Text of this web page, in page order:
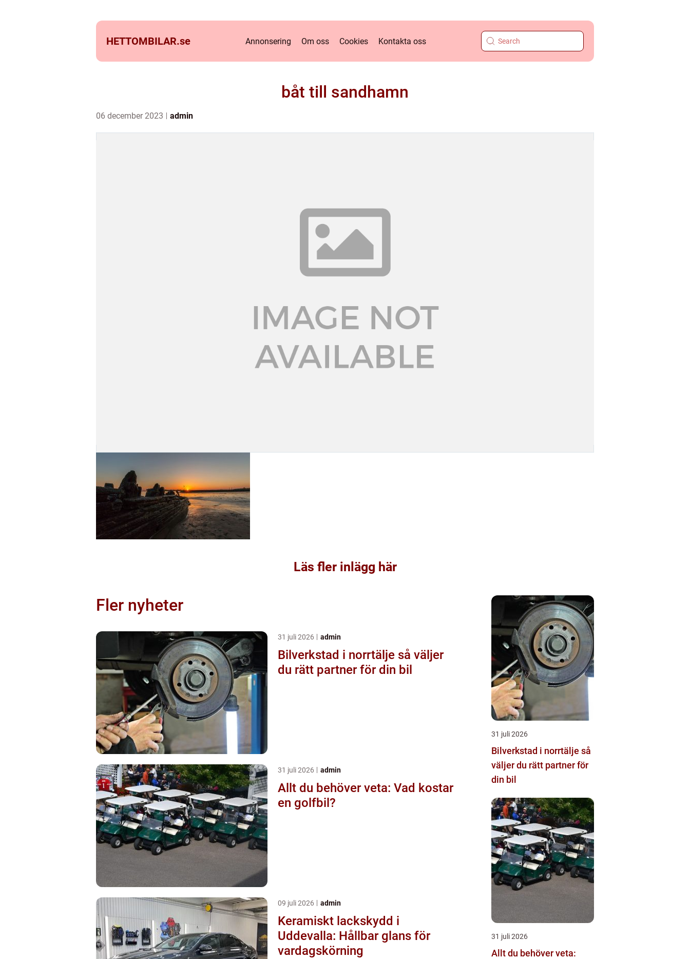
HETTOMBILAR.se Annonsering Om oss Cookies Kontakta oss
båt till sandhamn
06 december 2023 admin
Läs fler inlägg här
Fler nyheter
31 juli 2026 admin
Bilverkstad i norrtälje så väljer
du rätt partner för din bil
31 juli 2026 admin
Allt du behöver veta: Vad kostar
en golfbil?
09 juli 2026 admin
Keramiskt lackskydd i
Uddevalla: Hållbar glans för
vardagskörning
31 juli 2026
Bilverkstad i norrtälje så
väljer du rätt partner för
din bil
31 juli 2026
Allt du behöver veta: